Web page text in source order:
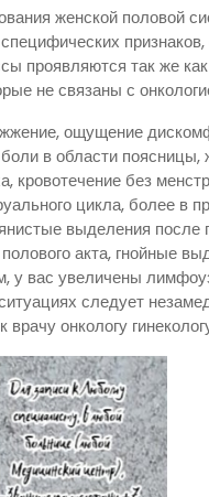
женской половой
проявляются так же
не связаны с
ощущение
в области поясницы,
кровотечение без
цикла, более в
выделения после
акта, гнойные
у вас увеличены
следует
врачу онкологу